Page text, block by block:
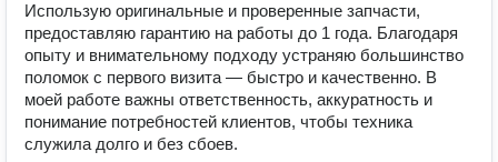
Использую оригинальные и проверенные запчасти,
предоставляю гарантию на работы до 1 года. Благодаря
опыту и внимательному подходу устраняю большинство
поломок с первого визита — быстро и качественно. В
моей работе важны ответственность, аккуратность и
понимание потребностей клиентов, чтобы техника
служила долго и без сбоев.